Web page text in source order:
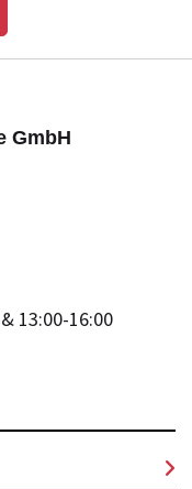
GmbH
13:00-16:00